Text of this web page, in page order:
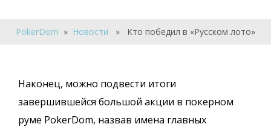
PokerDom » Новости » Кто победил в «Русском лото»
Наконец, можно подвести итоги
завершившейся большой акции в покерном
руме PokerDom, назвав имена главных